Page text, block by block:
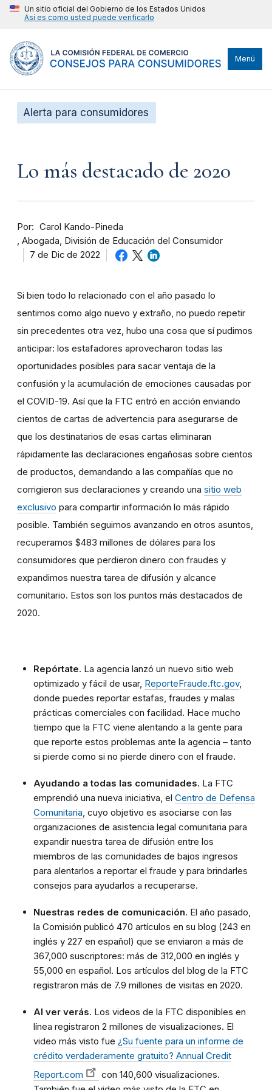
Un sitio oficial del Gobierno de los Estados Unidos
Así es como usted puede verificarlo
Menú
Alerta para consumidores
Lo más destacado de 2020
Por
Carol Kando-Pineda
Abogada, División de Educación del Consumidor
7 de Dic de 2022
Si bien todo lo relacionado con el año pasado lo
sentimos como algo nuevo y extraño, no puedo repetir
sin precedentes otra vez, hubo una cosa que sí pudimos
anticipar: los estafadores aprovecharon todas las
oportunidades posibles para sacar ventaja de la
confusión y la acumulación de emociones causadas por
el COVID-19. Así que la FTC entró en acción enviando
cientos de cartas de advertencia para asegurarse de
que los destinatarios de esas cartas eliminaran
rápidamente las declaraciones engañosas sobre cientos
de productos, demandando a las compañías que no
corrigieron sus declaraciones y creando una sitio web
exclusivo para compartir información lo más rápido
posible. También seguimos avanzando en otros asuntos,
recuperamos $483 millones de dólares para los
consumidores que perdieron dinero con fraudes y
expandimos nuestra tarea de difusión y alcance
comunitario. Estos son los puntos más destacados de
2020.
Repórtate. La agencia lanzó un nuevo sitio web
optimizado y fácil de usar, ReporteFraude.ftc.gov,
donde puedes reportar estafas, fraudes y malas
prácticas comerciales con facilidad. Hace mucho
tiempo que la FTC viene alentando a la gente para
que reporte estos problemas ante la agencia – tanto
si pierde como si no pierde dinero con el fraude.
Ayudando a todas las comunidades. La FTC
emprendió una nueva iniciativa, el Centro de Defensa
Comunitaria, cuyo objetivo es asociarse con las
organizaciones de asistencia legal comunitaria para
expandir nuestra tarea de difusión entre los
miembros de las comunidades de bajos ingresos
para alentarlos a reportar el fraude y para brindarles
consejos para ayudarlos a recuperarse.
Nuestras redes de comunicación. El año pasado,
la Comisión publicó 470 artículos en su blog (243 en
inglés y 227 en español) que se enviaron a más de
367,000 suscriptores: más de 312,000 en inglés y
55,000 en español. Los artículos del blog de la FTC
registraron más de 7.9 millones de visitas en 2020.
Al ver verás. Los videos de la FTC disponibles en
línea registraron 2 millones de visualizaciones. El
video más visto fue ¿Su fuente para un informe de
crédito verdaderamente gratuito? Annual Credit
Report.com
con 140,600 visualizaciones.